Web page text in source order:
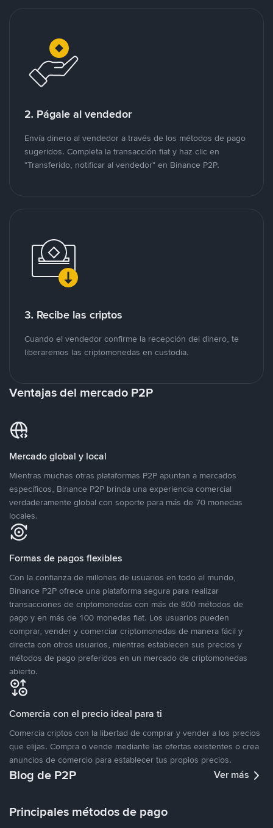
2. Págale al vendedor
Envía dinero al vendedor a través de los métodos de pago
sugeridos. Completa la transacción fiat y haz clic en
"Transferido, notificar al vendedor" en Binance P2P.
3. Recibe las criptos
Cuando el vendedor confirme la recepción del dinero, te
liberaremos las criptomonedas en custodia.
Ventajas del mercado P2P
Mercado global y local
Mientras muchas otras plataformas P2P apuntan a mercados
específicos, Binance P2P brinda una experiencia comercial
verdaderamente global con soporte para más de 70 monedas
locales.
Formas de pagos flexibles
Con la confianza de millones de usuarios en todo el mundo,
Binance P2P ofrece una plataforma segura para realizar
transacciones de criptomonedas con más de 800 métodos de
pago y en más de 100 monedas fiat. Los usuarios pueden
comprar, vender y comerciar criptomonedas de manera fácil y
directa con otros usuarios, mientras establecen sus precios y
métodos de pago preferidos en un mercado de criptomonedas
abierto.
Comercia con el precio ideal para ti
Comercia criptos con la libertad de comprar y vender a los precios
que elijas. Compra o vende mediante las ofertas existentes o crea
anuncios de comercio para establecer tus propios precios.
Blog de P2P Ver más
Principales métodos de pago